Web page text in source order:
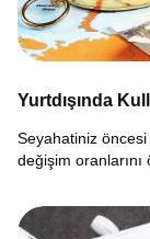
Yurtdışında
Seyahatiniz öncesi
değişim oranlarını